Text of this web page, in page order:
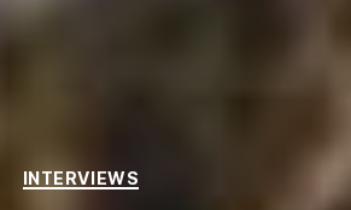
Catégories
INTERVIEWS